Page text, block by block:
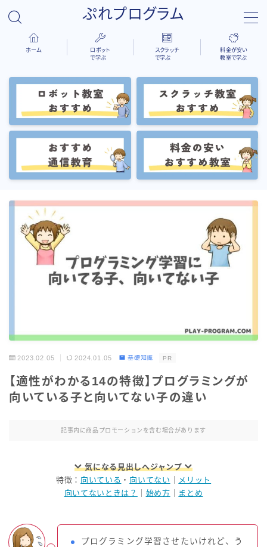
ぷれプログラム
ホーム
ロボット
で学ぶ
スクラッチ
で学ぶ
料金が安い
教室で学ぶ
2023.02.05 2024.01.05 基礎知識 PR
【適性がわかる14の特徴】プログラミングが
向いている子と向いてない子の違い
記事内に商品プロモーションを含む場合があります
気になる見出しへジャンプ
特徴： 向いている ・ 向いてない
メリット
向いてないときは？
始め方 まとめ
プログラミング学習させたいけれど、う